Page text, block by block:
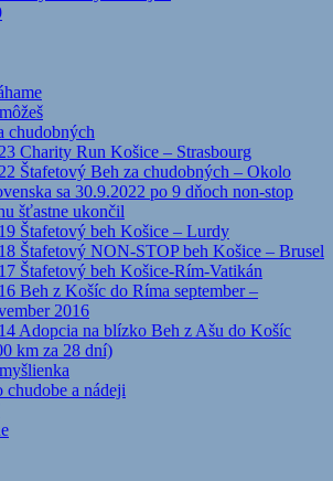
chudobných
Charity Run Košice – Strasbourg
Štafetový Beh za chudobných – Okolo
sa 30.9.2022 po 9 dňoch non-stop
šťastne ukončil
Štafetový beh Košice – Lurdy
Štafetový NON-STOP beh Košice – Brusel
Štafetový beh Košice-Rím-Vatikán
Beh z Košíc do Ríma september –
2016
Adopcia na blízko Beh z Ašu do Košíc
km za 28 dní)
chudobe a nádeji